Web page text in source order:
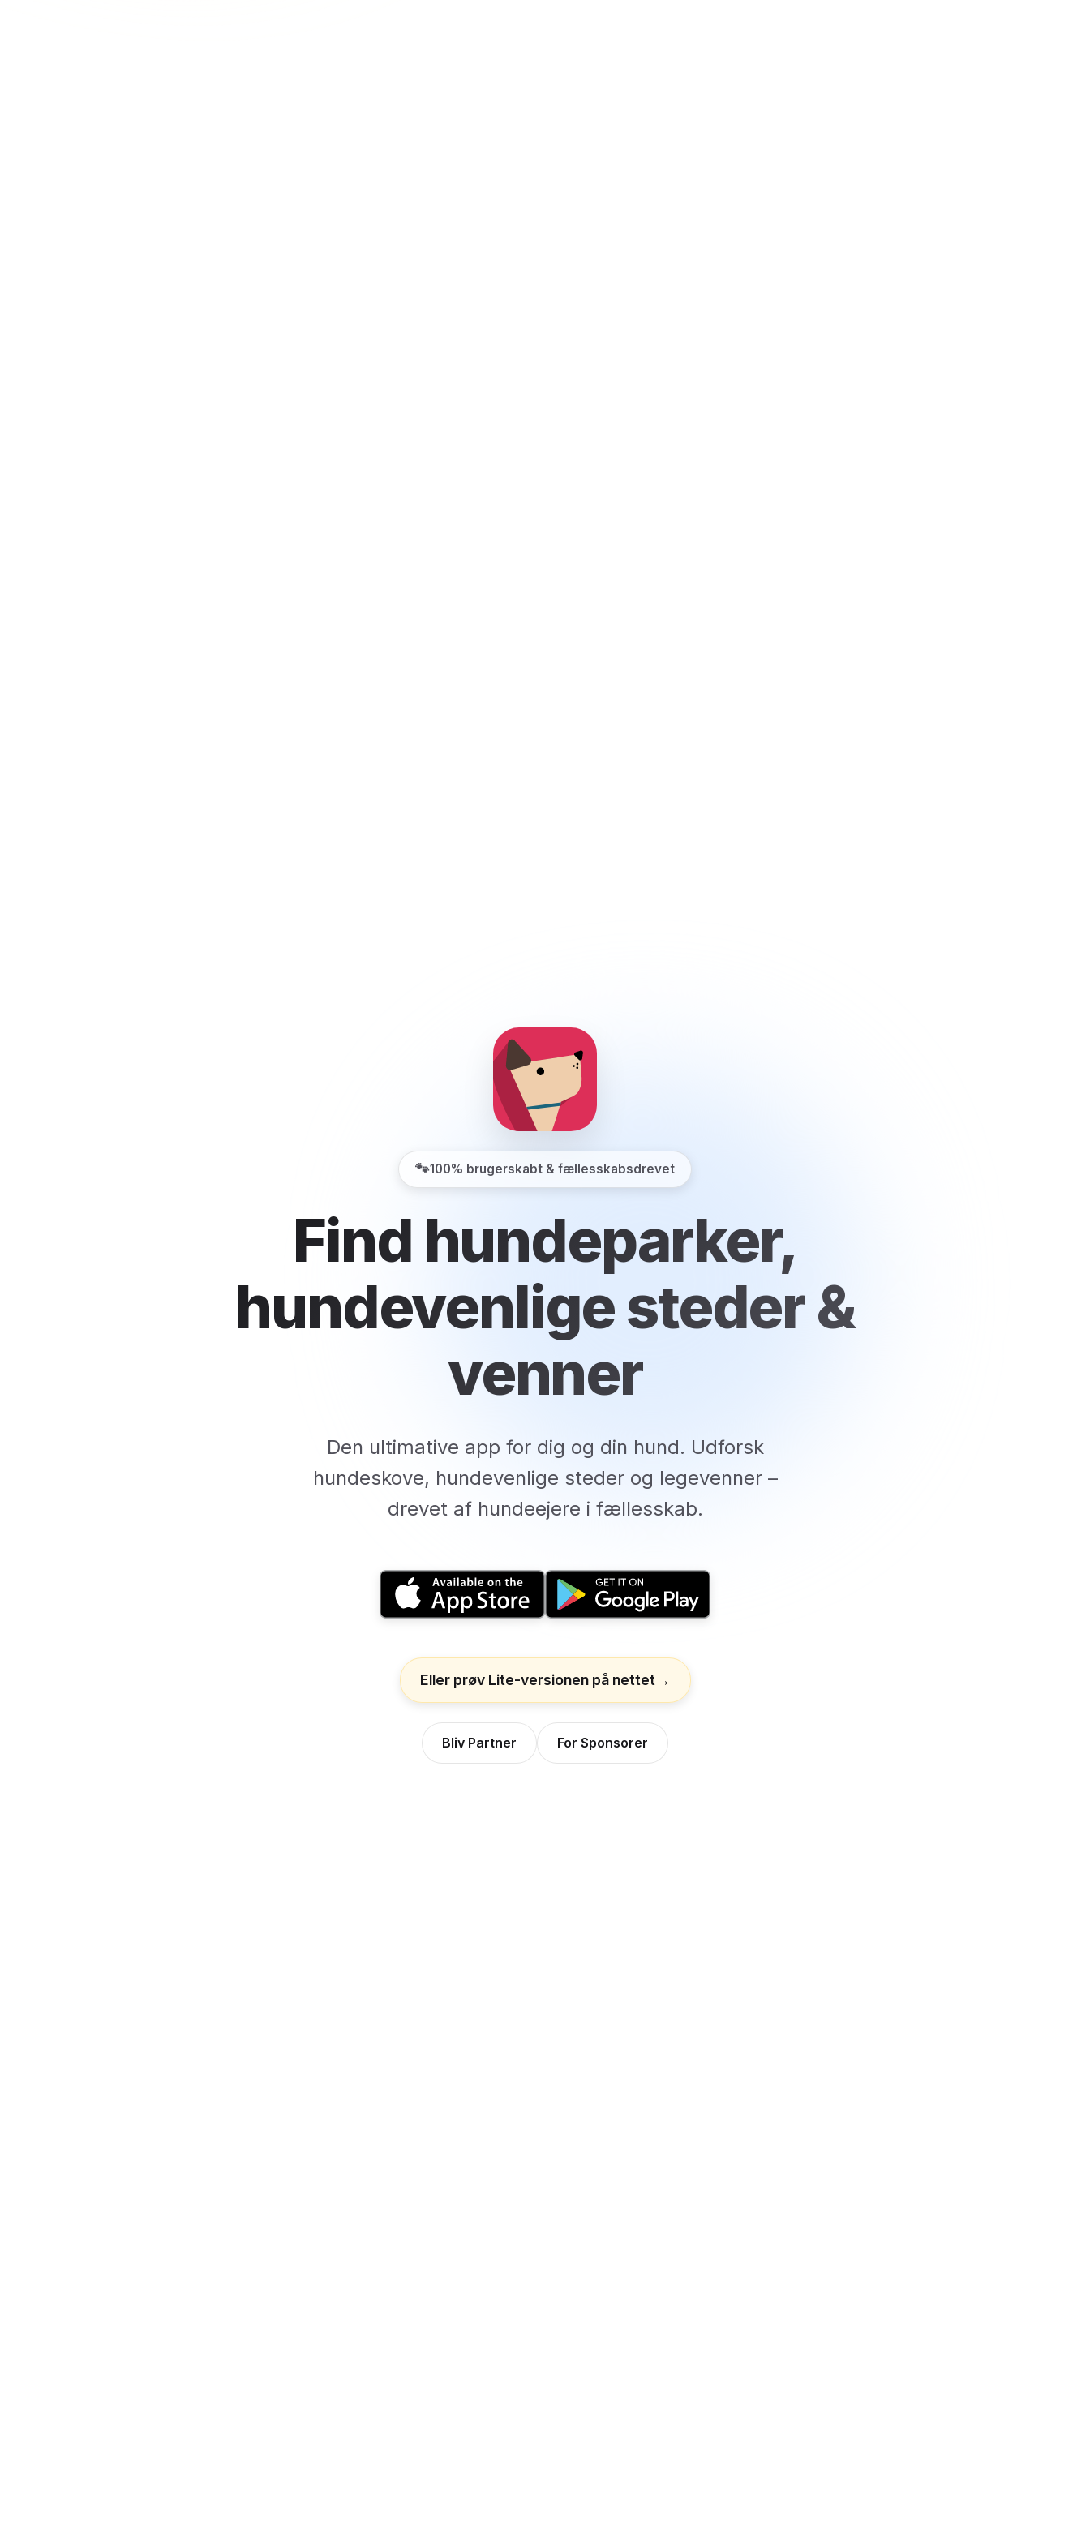
🐾100% brugerskabt & fællesskabsdrevet
Find hundeparker,
hundevenlige steder &
venner
Den ultimative app for dig og din hund. Udforsk
hundeskove, hundevenlige steder og legevenner –
drevet af hundeejere i fællesskab.
Eller prøv Lite-versionen på nettet
Bliv Partner For Sponsorer